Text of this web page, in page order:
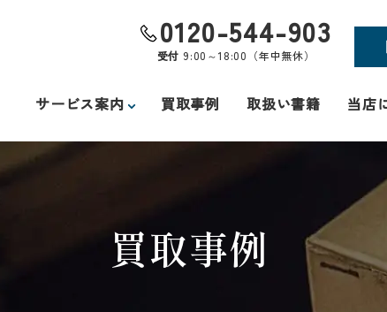
サービス案内 買取事例 取扱い書籍 当店
0120-544-903
受付 9:00～18:00（年中無休）
買取事例